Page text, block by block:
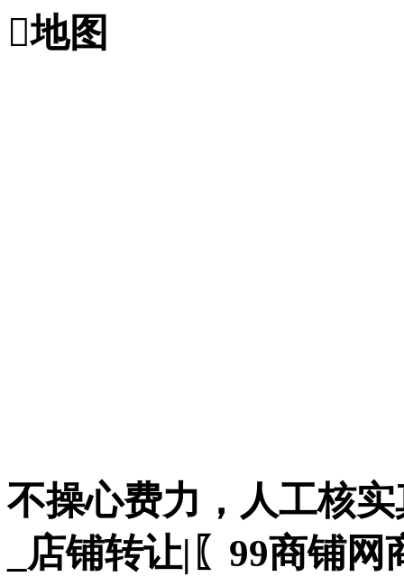
地图
不操心费力，人工核
_店铺转让|〖99商铺